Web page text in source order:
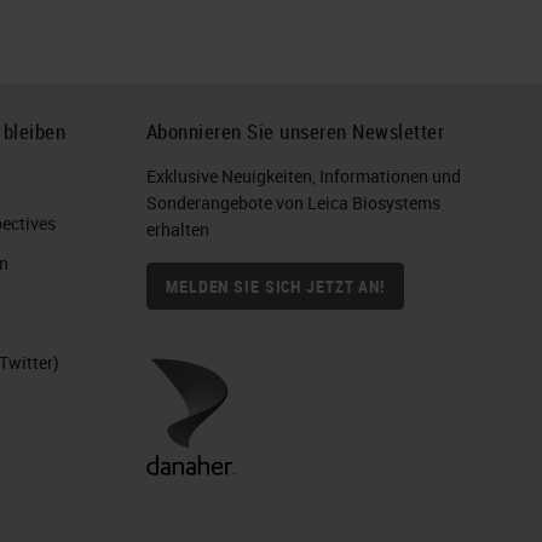
Abonnieren Sie unseren Newsletter
Exklusive Neuigkeiten, Informationen und
Sonderangebote von Leica Biosystems
erhalten
MELDEN SIE SICH JETZT AN!